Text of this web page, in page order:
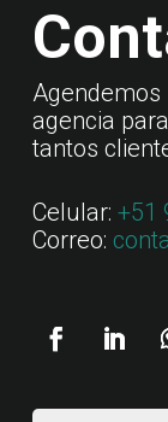
Agendemos
agencia
tantos
Celular: +51
Correo: